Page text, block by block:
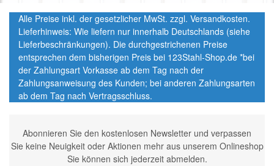
Alle Preise inkl. der gesetzlicher MwSt. zzgl. Versandkosten.
Lieferhinweis: Wie liefern nur innerhalb Deutschlands (siehe
Lieferbeschränkungen). Die durchgestrichenen Preise
entsprechen dem bisherigen Preis bei 123Stahl-Shop.de *bei
der Zahlungsart Vorkasse ab dem Tag nach der
Zahlungsanweisung des Kunden; bei anderen Zahlungsarten
ab dem Tag nach Vertragsschluss.
Abonnieren Sie den kostenlosen Newsletter und verpassen
Sie keine Neuigkeit oder Aktionen mehr aus unserem Onlineshop
Sie können sich jederzeit abmelden.